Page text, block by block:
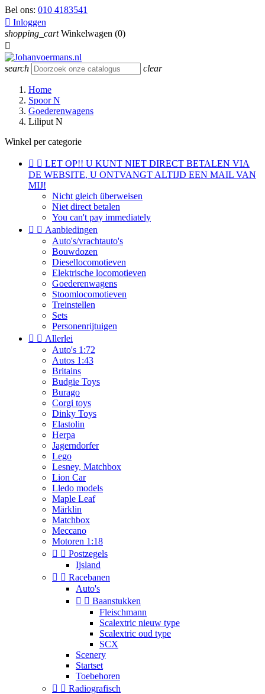
Bel ons: 010 4183541
 Inloggen
shopping_cart Winkelwagen (0)

search clear
Home
Spoor N
Goederenwagens
Liliput N
Winkel per categorie
  LET OP!! U KUNT NIET DIRECT BETALEN VIA
DE WEBSITE, U ONTVANGT ALTIJD EEN MAIL VAN
MIJ!
Nicht gleich überweisen
Niet direct betalen
You can't pay immediately
  Aanbiedingen
Auto's/vrachtauto's
Bouwdozen
Diesellocomotieven
Elektrische locomotieven
Goederenwagens
Stoomlocomotieven
Treinstellen
Sets
Personenrijtuigen
  Allerlei
Auto's 1:72
Autos 1:43
Britains
Budgie Toys
Burago
Corgi toys
Dinky Toys
Elastolin
Herpa
Jagerndorfer
Lego
Lesney, Matchbox
Lion Car
Lledo models
Maple Leaf
Märklin
Matchbox
Meccano
Motoren 1:18
  Postzegels
Ijsland
  Racebanen
Auto's
  Baanstukken
Fleischmann
Scalextric nieuw type
Scalextric oud type
SCX
Scenery
Startset
Toebehoren
  Radiografisch